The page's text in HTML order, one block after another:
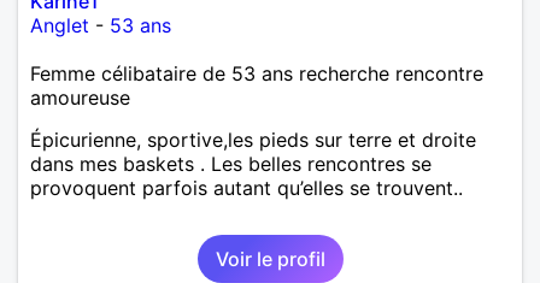
Anglet - 53 ans
Femme célibataire de 53 ans recherche rencontre
amoureuse
Épicurienne, sportive,les pieds sur terre et droite
dans mes baskets . Les belles rencontres se
provoquent parfois autant qu’elles se trouvent..
Voir le profil